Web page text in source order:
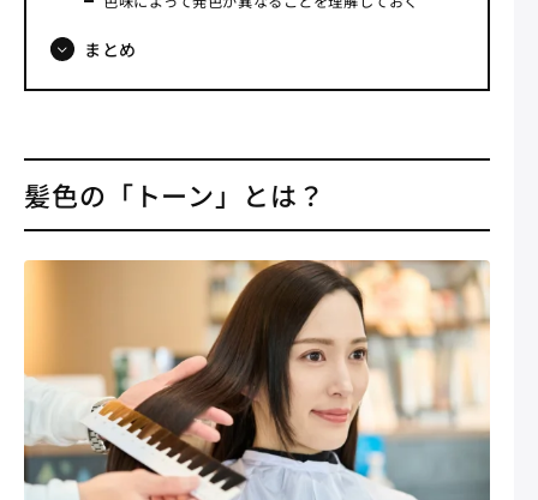
まとめ
髪色の「トーン」とは？